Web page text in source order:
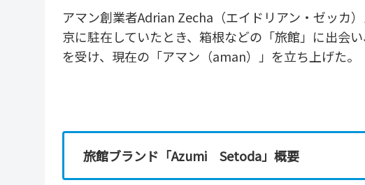
アマン創業者Adrian Zecha（エイドリアン・ゼッカ
京に駐在していたとき、箱根などの「旅館」に出会
を受け、現在の「アマン（aman）」を立ち上げた。
旅館ブランド「Azumi Setoda」概要